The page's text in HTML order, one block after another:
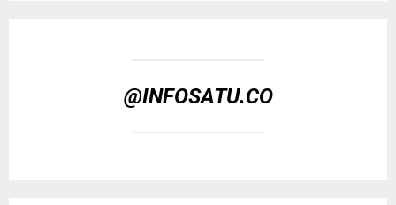
@INFOSATU.CO